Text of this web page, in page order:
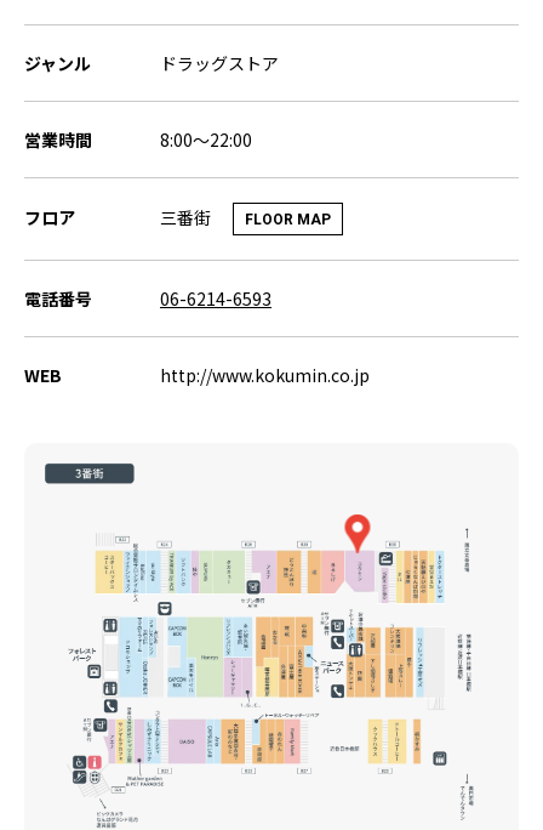
ジャンル ドラッグストア
営業時間 8:00～22:00
フロア 三番街 FLOOR MAP
電話番号 06-6214-6593
WEB http://www.kokumin.co.jp